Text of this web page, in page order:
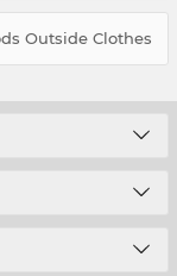
Outside Clothes